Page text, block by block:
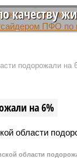
качеству
2023 году
с самым
ухудшила
подорожали на
на 6%
области